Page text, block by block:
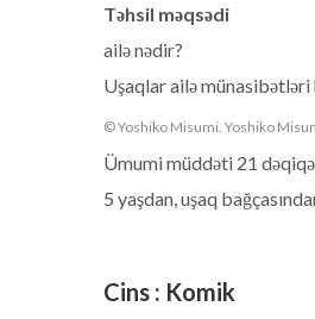
Təhsil məqsədi
ailə nədir?
Uşaqlar ailə münasibətləri
© Yoshiko Misumi. Yoshiko
Ümumi müddəti 21
5 yaşdan, uşaq
Cins : Komik